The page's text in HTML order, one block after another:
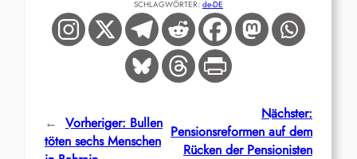
SCHLAGWÖRTER: de-DE
← Vorheriger: Bullen
töten sechs Menschen
Nächster:
Pensionsreformen auf dem
Rücken der Pensionisten